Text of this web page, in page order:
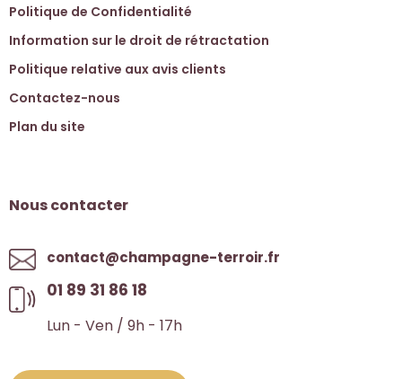
Politique de Confidentialité
Information sur le droit de rétractation
Politique relative aux avis clients
Contactez-nous
Plan du site
Nous contacter
contact@champagne-terroir.fr
01 89 31 86 18
Lun - Ven / 9h - 17h